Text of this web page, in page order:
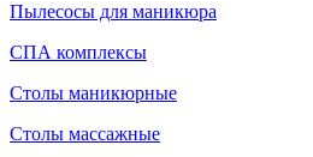
Пылесосы для маникюра
СПА комплексы
Столы маникюрные
Столы массажные